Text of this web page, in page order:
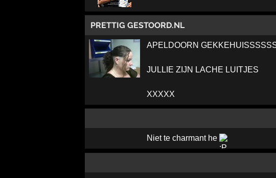
PRETTIG GESTOORD.NL
APELDOORN
JULLIE ZIJN LACHE LUITJES
XXXXX
Niet te charmant he